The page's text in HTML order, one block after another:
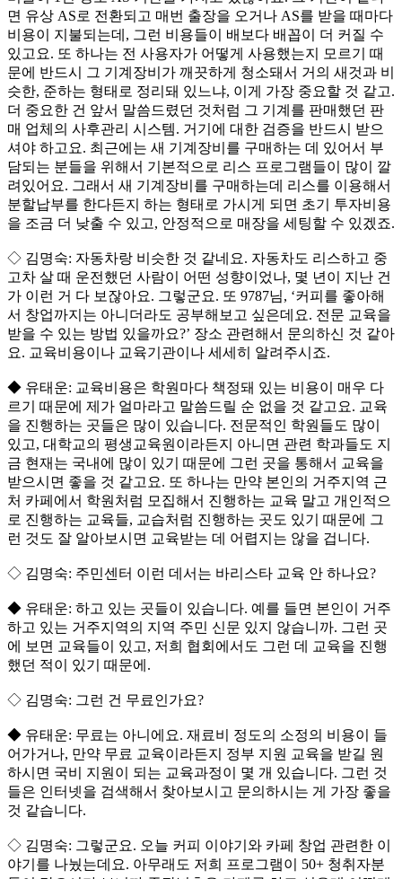
면 유상 AS로 전환되고 매번 출장을 오거나 AS를 받을 때마다
비용이 지불되는데, 그런 비용들이 배보다 배꼽이 더 커질 수
있고요. 또 하나는 전 사용자가 어떻게 사용했는지 모르기 때
문에 반드시 그 기계장비가 깨끗하게 청소돼서 거의 새것과 비
슷한, 준하는 형태로 정리돼 있느냐, 이게 가장 중요할 것 같고.
더 중요한 건 앞서 말씀드렸던 것처럼 그 기계를 판매했던 판
매 업체의 사후관리 시스템. 거기에 대한 검증을 반드시 받으
셔야 하고요. 최근에는 새 기계장비를 구매하는 데 있어서 부
담되는 분들을 위해서 기본적으로 리스 프로그램들이 많이 깔
려있어요. 그래서 새 기계장비를 구매하는데 리스를 이용해서
분할납부를 한다든지 하는 형태로 가시게 되면 초기 투자비용
을 조금 더 낮출 수 있고, 안정적으로 매장을 세팅할 수 있겠죠.
◇ 김명숙: 자동차랑 비슷한 것 같네요. 자동차도 리스하고 중
고차 살 때 운전했던 사람이 어떤 성향이었나, 몇 년이 지난 건
가 이런 거 다 보잖아요. 그렇군요. 또 9787님, ‘커피를 좋아해
서 창업까지는 아니더라도 공부해보고 싶은데요. 전문 교육을
받을 수 있는 방법 있을까요?’ 장소 관련해서 문의하신 것 같아
요. 교육비용이나 교육기관이나 세세히 알려주시죠.
◆ 유태운: 교육비용은 학원마다 책정돼 있는 비용이 매우 다
르기 때문에 제가 얼마라고 말씀드릴 순 없을 것 같고요. 교육
을 진행하는 곳들은 많이 있습니다. 전문적인 학원들도 많이
있고, 대학교의 평생교육원이라든지 아니면 관련 학과들도 지
금 현재는 국내에 많이 있기 때문에 그런 곳을 통해서 교육을
받으시면 좋을 것 같고요. 또 하나는 만약 본인의 거주지역 근
처 카페에서 학원처럼 모집해서 진행하는 교육 말고 개인적으
로 진행하는 교육들, 교습처럼 진행하는 곳도 있기 때문에 그
런 것도 잘 알아보시면 교육받는 데 어렵지는 않을 겁니다.
◇ 김명숙: 주민센터 이런 데서는 바리스타 교육 안 하나요?
◆ 유태운: 하고 있는 곳들이 있습니다. 예를 들면 본인이 거주
하고 있는 거주지역의 지역 주민 신문 있지 않습니까. 그런 곳
에 보면 교육들이 있고, 저희 협회에서도 그런 데 교육을 진행
했던 적이 있기 때문에.
◇ 김명숙: 그런 건 무료인가요?
◆ 유태운: 무료는 아니에요. 재료비 정도의 소정의 비용이 들
어가거나, 만약 무료 교육이라든지 정부 지원 교육을 받길 원
하시면 국비 지원이 되는 교육과정이 몇 개 있습니다. 그런 것
들은 인터넷을 검색해서 찾아보시고 문의하시는 게 가장 좋을
것 같습니다.
◇ 김명숙: 그렇군요. 오늘 커피 이야기와 카페 창업 관련한 이
야기를 나눴는데요. 아무래도 저희 프로그램이 50+ 청취자분